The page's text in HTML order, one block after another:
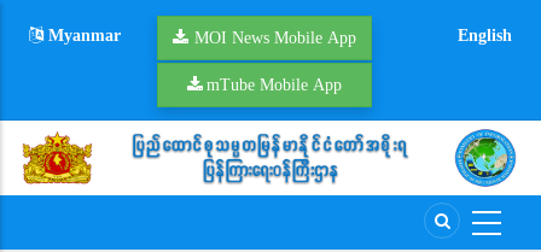
Myanmar MOI News Mobile App
mTube Mobile App
English